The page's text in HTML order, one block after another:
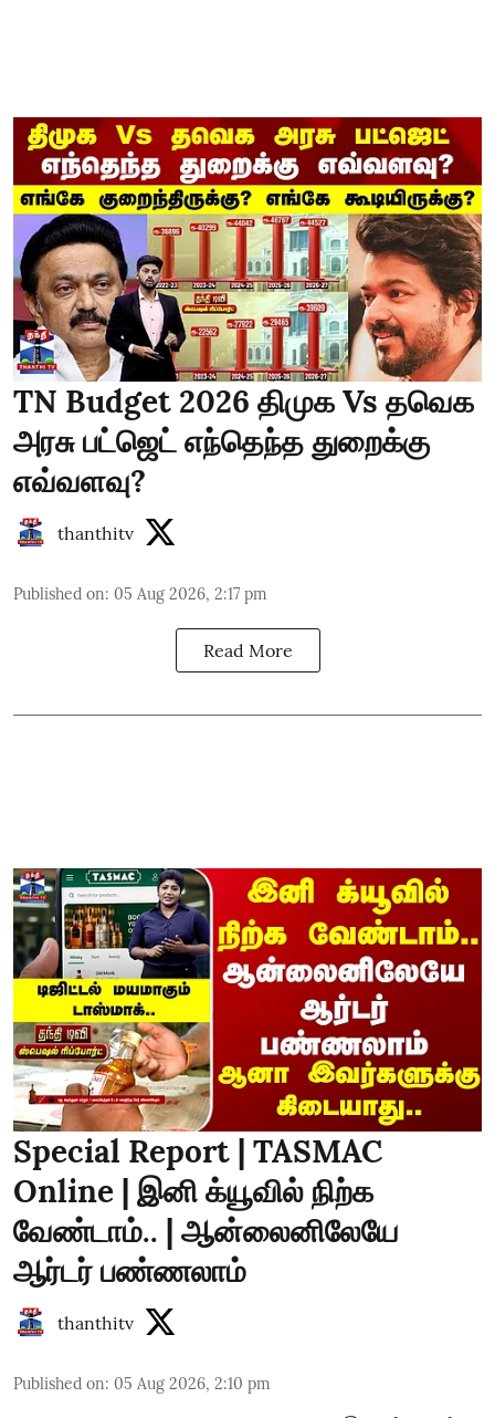
TN Budget 2026 திமுக Vs தவெக
அரசு பட்ஜெட் எந்தெந்த துறைக்கு
எவ்வளவு?
thanthitv
Published on: 05 Aug 2026, 2:17 pm
Read More
Special Report | TASMAC
Online | இனி க்யூவில் நிற்க
வேண்டாம்.. | ஆன்லைனிலேயே
ஆர்டர் பண்ணலாம்
thanthitv
Published on: 05 Aug 2026, 2:10 pm